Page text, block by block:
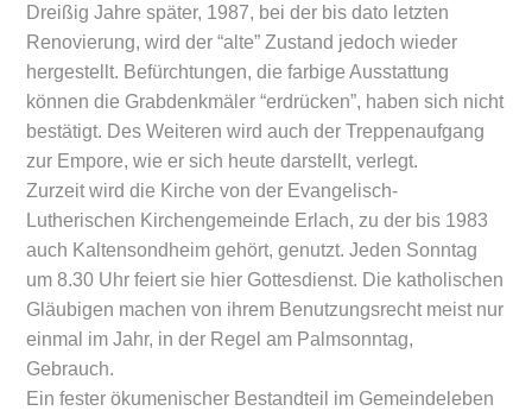
Dreißig Jahre später, 1987, bei der bis dato letzten
Renovierung, wird der “alte” Zustand jedoch wieder
hergestellt. Befürchtungen, die farbige Ausstattung
können die Grabdenkmäler “erdrücken”, haben sich nicht
bestätigt. Des Weiteren wird auch der Treppenaufgang
zur Empore, wie er sich heute darstellt, verlegt.
Zurzeit wird die Kirche von der Evangelisch-
Lutherischen Kirchengemeinde Erlach, zu der bis 1983
auch Kaltensondheim gehört, genutzt. Jeden Sonntag
um 8.30 Uhr feiert sie hier Gottesdienst. Die katholischen
Gläubigen machen von ihrem Benutzungsrecht meist nur
einmal im Jahr, in der Regel am Palmsonntag,
Gebrauch.
Ein fester ökumenischer Bestandteil im Gemeindeleben